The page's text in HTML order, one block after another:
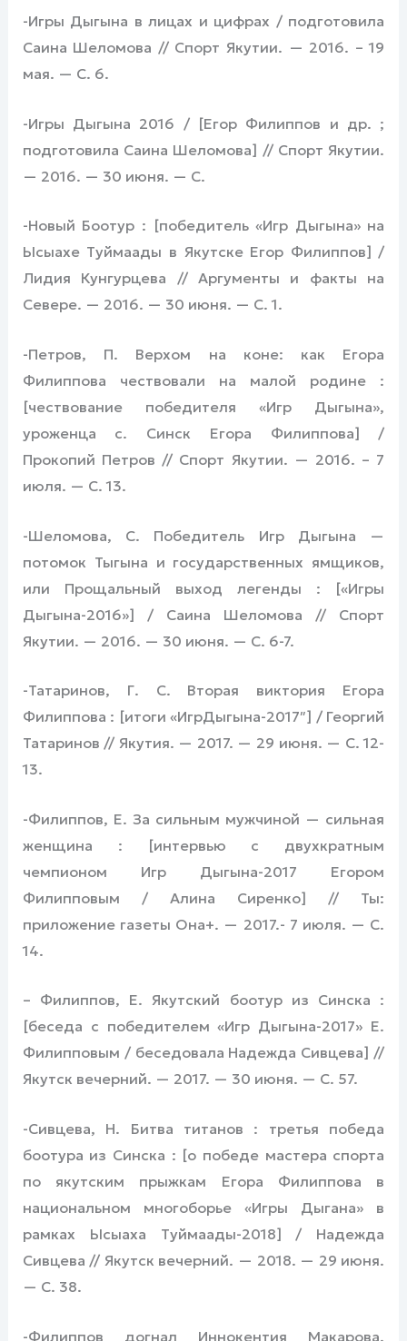
-Игры Дыгына в лицах и цифрах / подготовила
Саина Шеломова // Спорт Якутии. — 2016. – 19
мая. — С. 6.
-Игры Дыгына 2016 / [Егор Филиппов и др. ;
подготовила Саина Шеломова] // Спорт Якутии.
— 2016. — 30 июня. — С.
-Новый Боотур : [победитель «Игр Дыгына» на
Ысыахе Туймаады в Якутске Егор Филиппов] /
Лидия Кунгурцева // Аргументы и факты на
Севере. — 2016. — 30 июня. — С. 1.
-Петров, П. Верхом на коне: как Егора
Филиппова чествовали на малой родине :
[чествование победителя «Игр Дыгына»,
уроженца с. Синск Егора Филиппова] /
Прокопий Петров // Спорт Якутии. — 2016. – 7
июля. — С. 13.
-Шеломова, С. Победитель Игр Дыгына —
потомок Тыгына и государственных ямщиков,
или Прощальный выход легенды : [«Игры
Дыгына-2016»] / Саина Шеломова // Спорт
Якутии. — 2016. — 30 июня. — С. 6-7.
-Татаринов, Г. С. Вторая виктория Егора
Филиппова : [итоги «ИгрДыгына-2017″] / Георгий
Татаринов // Якутия. — 2017. — 29 июня. — С. 12-
13.
-Филиппов, Е. За сильным мужчиной — сильная
женщина : [интервью с двухкратным
чемпионом Игр Дыгына-2017 Егором
Филипповым / Алина Сиренко] // Ты:
приложение газеты Она+. — 2017.- 7 июля. — С.
14.
– Филиппов, Е. Якутский боотур из Синска :
[беседа с победителем «Игр Дыгына-2017» Е.
Филипповым / беседовала Надежда Сивцева] //
Якутск вечерний. — 2017. — 30 июня. — С. 57.
-Сивцева, Н. Битва титанов : третья победа
боотура из Синска : [о победе мастера спорта
по якутским прыжкам Егора Филиппова в
национальном многоборье «Игры Дыгана» в
рамках Ысыаха Туймаады-2018] / Надежда
Сивцева // Якутск вечерний. — 2018. — 29 июня.
— С. 38.
-Филиппов догнал Иннокентия Макарова.